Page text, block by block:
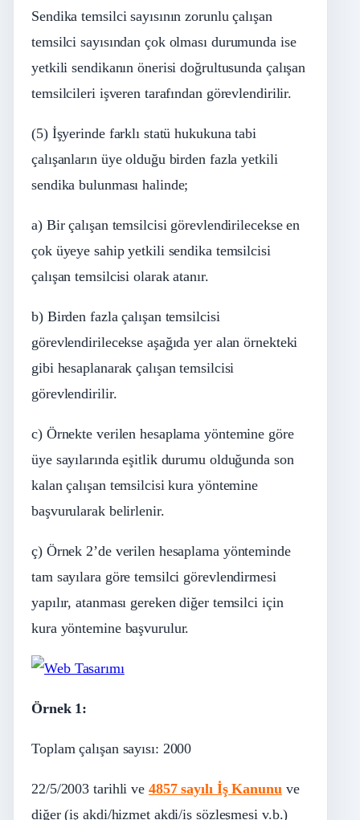
Sendika temsilci sayısının zorunlu çalışan
temsilci sayısından çok olması durumunda ise
yetkili sendikanın önerisi doğrultusunda çalışan
temsilcileri işveren tarafından görevlendirilir.
(5) İşyerinde farklı statü hukukuna tabi
çalışanların üye olduğu birden fazla yetkili
sendika bulunması halinde;
a) Bir çalışan temsilcisi görevlendirilecekse en
çok üyeye sahip yetkili sendika temsilcisi
çalışan temsilcisi olarak atanır.
b) Birden fazla çalışan temsilcisi
görevlendirilecekse aşağıda yer alan örnekteki
gibi hesaplanarak çalışan temsilcisi
görevlendirilir.
c) Örnekte verilen hesaplama yöntemine göre
üye sayılarında eşitlik durumu olduğunda son
kalan çalışan temsilcisi kura yöntemine
başvurularak belirlenir.
ç) Örnek 2’de verilen hesaplama yönteminde
tam sayılara göre temsilci görevlendirmesi
yapılır, atanması gereken diğer temsilci için
kura yöntemine başvurulur.
Örnek 1:
Toplam çalışan sayısı: 2000
22/5/2003 tarihli ve 4857 sayılı İş Kanunuve
diğer (iş akdi/hizmet akdi/iş sözleşmesi v.b.)